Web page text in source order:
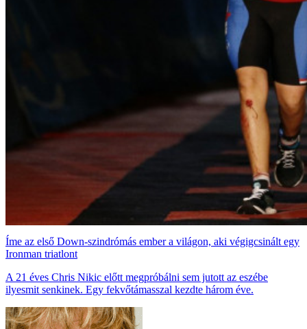
Íme az első Down-szindrómás ember a világon, aki végigcsinált egy
Ironman triatlont
A 21 éves Chris Nikic előtt megpróbálni sem jutott az eszébe
ilyesmit senkinek. Egy fekvőtámasszal kezdte három éve.